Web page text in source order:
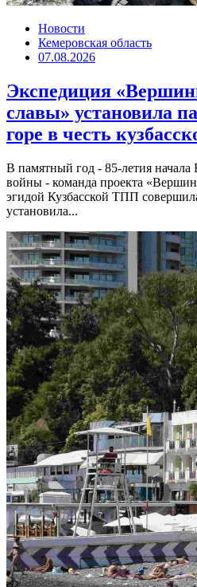
Новости
Кемеровская область
07.08.2026
Экспедиция
славы» установила
горе в честь
В памятный год - 85-летия начала
войны - команда проекта
эгидой Кузбасской ТПП
установила...